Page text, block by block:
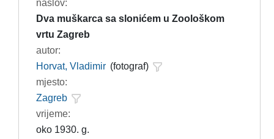
naslov:
Dva muškarca sa slonićem u Zoološkom
vrtu Zagreb
autor:
Horvat, Vladimir (fotograf)
mjesto:
Zagreb
vrijeme:
oko 1930. g.